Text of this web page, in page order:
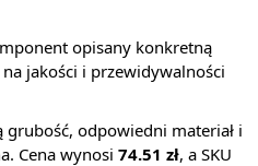
opisany konkretną
jakości i przewidywalności
grubość, odpowiedni materiał i
Cena wynosi 74.51 zł, a SKU